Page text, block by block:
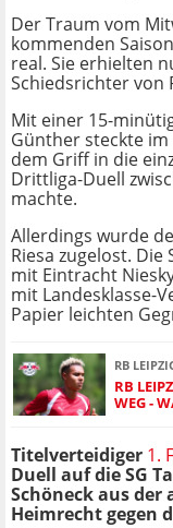
Der Traum vom
kommenden
real. Sie erhielten
Schiedsrichter von
Mit einer 15-
Günther steckte im
dem Griff in die
Drittliga-Duell
machte.
Allerdings wurde
Riesa zugelost.
mit Eintracht
mit Landesklasse-
Papier leichten
RB
RB
WEG -
Titelverteidiger 1.
Duell auf die SG
Schöneck aus
Heimrecht gegen